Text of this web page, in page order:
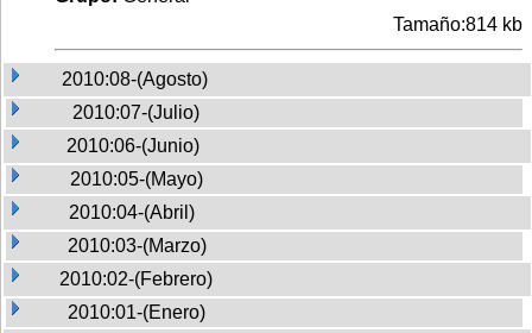
Tamaño:814 kb
2010:08-(Agosto)
2010:07-(Julio)
2010:06-(Junio)
2010:05-(Mayo)
2010:04-(Abril)
2010:03-(Marzo)
2010:02-(Febrero)
2010:01-(Enero)